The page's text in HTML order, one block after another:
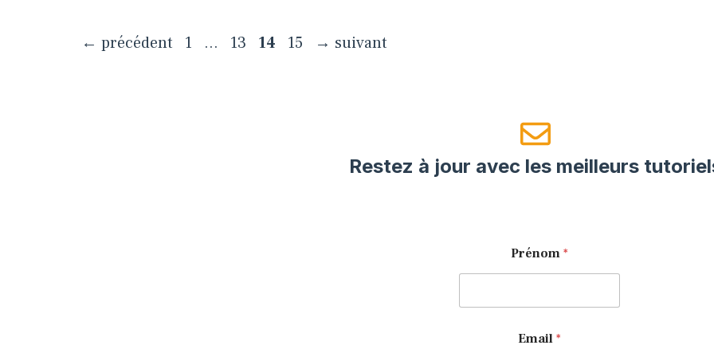
← précédent Page
1 … Page
13 Page
14 Page
15 → suivant
Restez à jour avec les meilleurs
m
a
m
a
Prénom *
Email *